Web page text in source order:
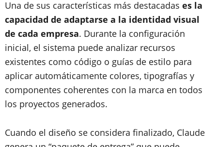
Una de sus características más destacadas es la
capacidad de adaptarse a la identidad visual
de cada empresa. Durante la configuración
inicial, el sistema puede analizar recursos
existentes como código o guías de estilo para
aplicar automáticamente colores, tipografías y
componentes coherentes con la marca en todos
los proyectos generados.
Cuando el diseño se considera finalizado, Claude